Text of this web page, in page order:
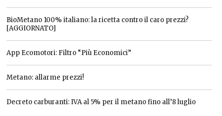
BioMetano 100% italiano: la ricetta contro il caro prezzi?
[AGGIORNATO]
App Ecomotori: Filtro “Più Economici”
Metano: allarme prezzi!
Decreto carburanti: IVA al 5% per il metano fino all’8 luglio